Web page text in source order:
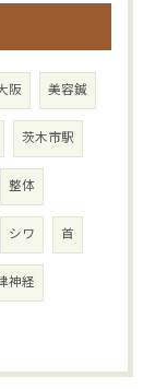
阪 美容鍼
茨木市駅
整体
シワ 首
神経